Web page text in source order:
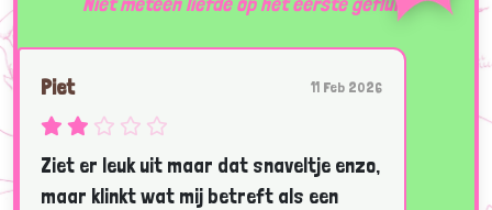
Piet 11 Feb 2026
Ziet er leuk uit maar dat snaveltje enzo,
maar klinkt wat mij betreft als een